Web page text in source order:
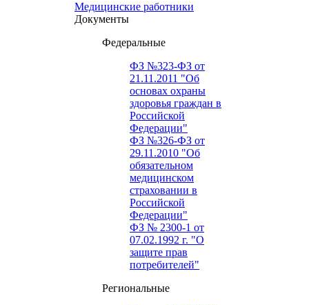
Медицинские работники
Документы
Федеральные
ФЗ №323-ФЗ от
21.11.2011 "Об
основах охраны
здоровья граждан в
Российской
Федерации"
ФЗ №326-ФЗ от
29.11.2010 "Об
обязательном
медицинском
страховании в
Российской
Федерации"
ФЗ № 2300-1 от
07.02.1992 г. "О
защите прав
потребителей"
Региональные